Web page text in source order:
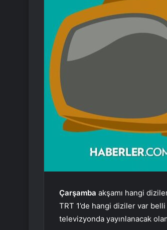
Çarşamba akşamı hangi
TRT 1’de hangi diziler var
televizyonda yayınlanacak